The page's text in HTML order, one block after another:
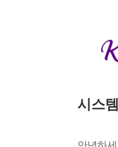
시스